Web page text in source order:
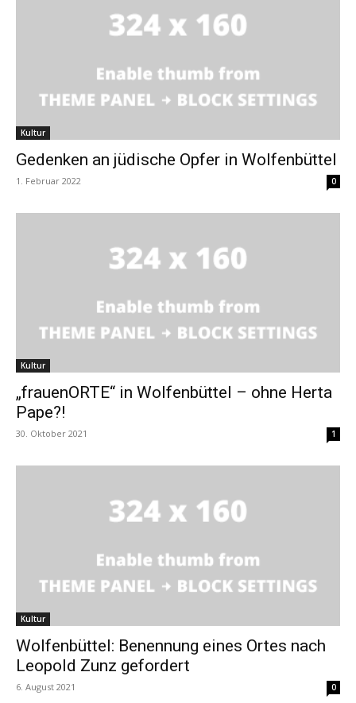
Kultur
Gedenken an jüdische Opfer in Wolfenbüttel
1. Februar 2022 0
Kultur
„frauenORTE“ in Wolfenbüttel – ohne Herta
Pape?!
30. Oktober 2021 1
Kultur
Wolfenbüttel: Benennung eines Ortes nach
Leopold Zunz gefordert
6. August 2021 0